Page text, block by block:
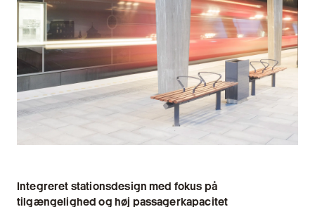
Integreret stationsdesign med fokus på
tilgængelighed og høj passagerkapacitet